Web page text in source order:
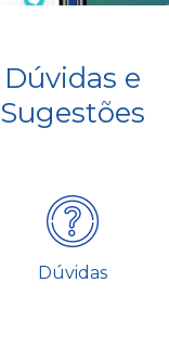
Dúvidas e
Sugestões
Dúvidas